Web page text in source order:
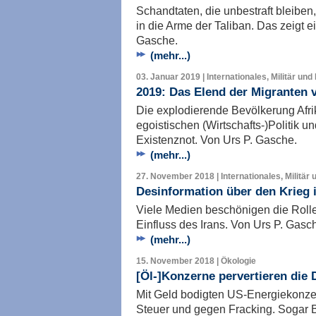
Schandtaten, die unbestraft
in die Arme der Taliban. Das zeigt
Gasche.
(mehr...)
03. Januar 2019 | Internationales, Militär und
2019: Das Elend der Migranten
Die explodierende Bevölkerung
egoistischen (Wirtschafts-)Politik
Existenznot. Von Urs P. Gasche.
(mehr...)
27. November 2018 | Internationales, Militär
Desinformation über den Krieg
Viele Medien beschönigen die
Einfluss des Irans. Von Urs P.
(mehr...)
15. November 2018 | Ökologie
[Öl-]Konzerne pervertieren die
Mit Geld bodigten US-
Steuer und gegen Fracking. Sogar